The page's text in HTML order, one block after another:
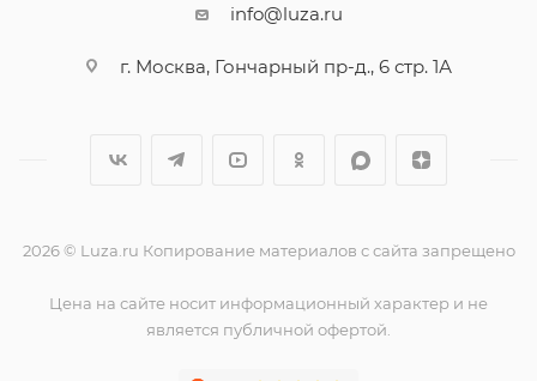
info@luza.ru
г. Москва, Гончарный пр-д., 6 стр. 1А
2026 © Luza.ru Копирование материалов с сайта запрещено
Цена на сайте носит информационный характер и не
является публичной офертой.